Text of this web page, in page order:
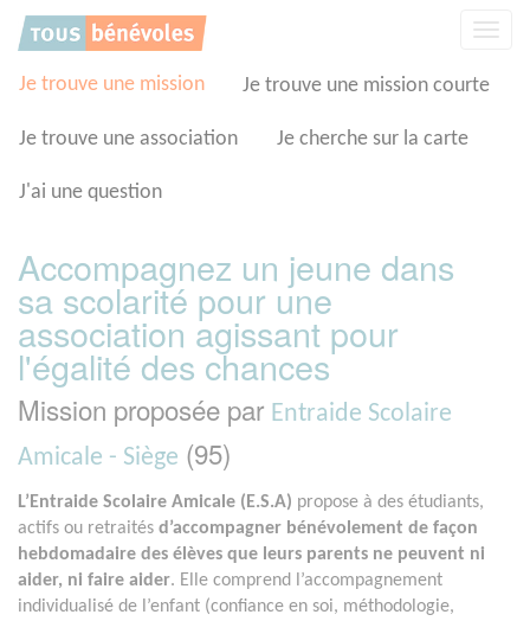
Je trouve une mission Je trouve une mission courte
Je trouve une association Je cherche sur la carte
J'ai une question
Accompagnez un jeune dans
sa scolarité pour une
association agissant pour
l'égalité des chances
Mission proposée par Entraide Scolaire
Amicale - Siège (95)
L’Entraide Scolaire Amicale (E.S.A) propose à des étudiants,
actifs ou retraités d’accompagner bénévolement de façon
hebdomadaire des élèves que leurs parents ne peuvent ni
aider, ni faire aider. Elle comprend l’accompagnement
individualisé de l’enfant (confiance en soi, méthodologie,
Panneau de gestion des cookies